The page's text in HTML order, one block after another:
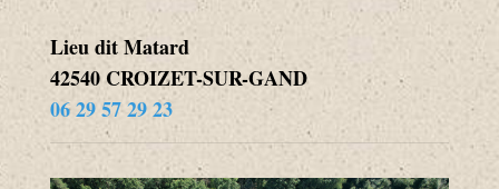
Lieu dit Matard
42540 CROIZET-SUR-GAND
06 29 57 29 23